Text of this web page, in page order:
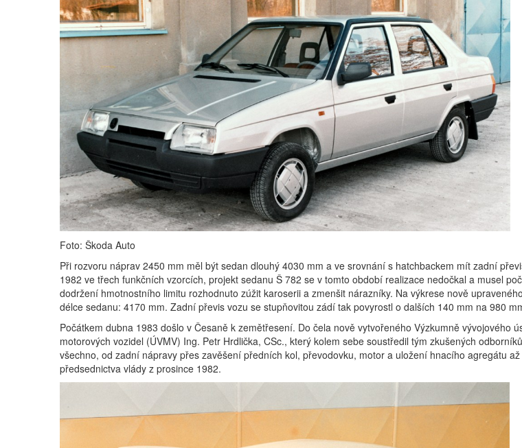
Foto: Škoda Auto
Při rozvoru náprav 2450 mm měl být sedan dlouhý 4030 mm a ve srovnání s hatchbackem mít zadní
1982 ve třech funkčních vzorcích, projekt sedanu Š 782 se v tomto období realizace nedočkal a musel
dodržení hmotnostního limitu rozhodnuto zúžit karoserii a zmenšit nárazníky. Na výkrese nově
délce sedanu: 4170 mm. Zadní převis vozu se stupňovitou zádí tak povyrostl o dalších 140 mm na 980
Počátkem dubna 1983 došlo v Česaně k zemětřesení. Do čela nově vytvořeného Výzkumně vývojového
motorových vozidel (ÚVMV) Ing. Petr Hrdlička, CSc., který kolem sebe soustředil tým zkušených
všechno, od zadní nápravy přes zavěšení předních kol, převodovku, motor a uložení hnacího agregátu
předsednictva vlády z prosince 1982.